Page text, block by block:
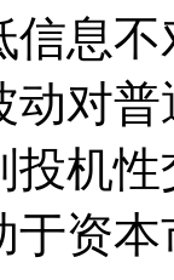
信息
动对
投机
于资